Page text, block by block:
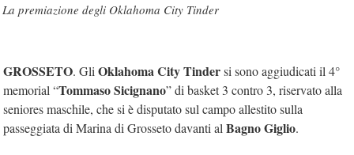
La premiazione degli Oklahoma City Tinder
GROSSETO. Gli Oklahoma City Tindersi sono aggiudicati il 4°
memorial “Tommaso Sicignano” di basket 3 contro 3, riservato alla
seniores maschile, che si è disputato sul campo allestito sulla
passeggiata di Marina di Grosseto davanti al Bagno Giglio.